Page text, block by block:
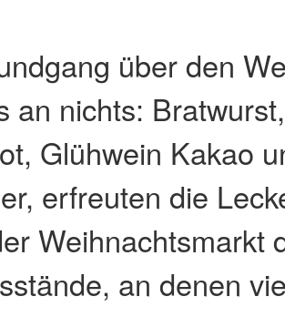
über den
an nichts:
Glühwein Kakao
erfreuten die
Weihnachtsmarkt
an denen